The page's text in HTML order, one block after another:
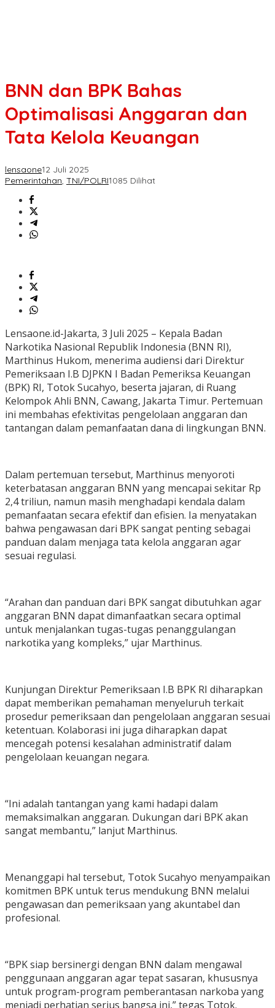
BNN dan BPK Bahas
Optimalisasi Anggaran dan
Tata Kelola Keuangan
lensaone12 Juli 2025
Pemerintahan, TNI/POLRI1085 Dilihat
Lensaone.id-Jakarta, 3 Juli 2025 – Kepala Badan
Narkotika Nasional Republik Indonesia (BNN RI),
Marthinus Hukom, menerima audiensi dari Direktur
Pemeriksaan I.B DJPKN I Badan Pemeriksa Keuangan
(BPK) RI, Totok Sucahyo, beserta jajaran, di Ruang
Kelompok Ahli BNN, Cawang, Jakarta Timur. Pertemuan
ini membahas efektivitas pengelolaan anggaran dan
tantangan dalam pemanfaatan dana di lingkungan BNN.
Dalam pertemuan tersebut, Marthinus menyoroti
keterbatasan anggaran BNN yang mencapai sekitar Rp
2,4 triliun, namun masih menghadapi kendala dalam
pemanfaatan secara efektif dan efisien. Ia menyatakan
bahwa pengawasan dari BPK sangat penting sebagai
panduan dalam menjaga tata kelola anggaran agar
sesuai regulasi.
“Arahan dan panduan dari BPK sangat dibutuhkan agar
anggaran BNN dapat dimanfaatkan secara optimal
untuk menjalankan tugas-tugas penanggulangan
narkotika yang kompleks,” ujar Marthinus.
Kunjungan Direktur Pemeriksaan I.B BPK RI diharapkan
dapat memberikan pemahaman menyeluruh terkait
prosedur pemeriksaan dan pengelolaan anggaran sesuai
ketentuan. Kolaborasi ini juga diharapkan dapat
mencegah potensi kesalahan administratif dalam
pengelolaan keuangan negara.
“Ini adalah tantangan yang kami hadapi dalam
memaksimalkan anggaran. Dukungan dari BPK akan
sangat membantu,” lanjut Marthinus.
Menanggapi hal tersebut, Totok Sucahyo menyampaikan
komitmen BPK untuk terus mendukung BNN melalui
pengawasan dan pemeriksaan yang akuntabel dan
profesional.
“BPK siap bersinergi dengan BNN dalam mengawal
penggunaan anggaran agar tepat sasaran, khususnya
untuk program-program pemberantasan narkoba yang
menjadi perhatian serius bangsa ini,” tegas Totok.